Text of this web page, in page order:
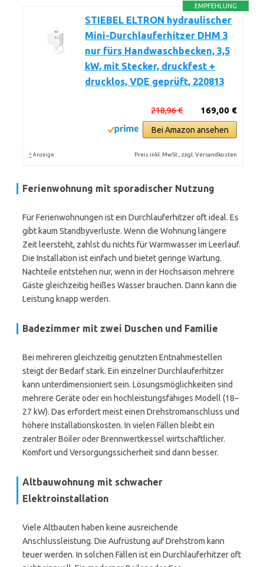
EMPFEHLUNG
STIEBEL ELTRON hydraulischer
Mini-Durchlauferhitzer DHM 3
nur fürs Handwaschbecken, 3,5
kW, mit Stecker, druckfest +
drucklos, VDE geprüft, 220813
169,00 €
218,96 €
Bei Amazon ansehen
* Anzeige Preis inkl. MwSt., zzgl. Versandkosten
Ferienwohnung mit sporadischer Nutzung
Für Ferienwohnungen ist ein Durchlauferhitzer oft ideal. Es
gibt kaum Standbyverluste. Wenn die Wohnung längere
Zeit leersteht, zahlst du nichts für Warmwasser im Leerlauf.
Die Installation ist einfach und bietet geringe Wartung.
Nachteile entstehen nur, wenn in der Hochsaison mehrere
Gäste gleichzeitig heißes Wasser brauchen. Dann kann die
Leistung knapp werden.
Badezimmer mit zwei Duschen und Familie
Bei mehreren gleichzeitig genutzten Entnahmestellen
steigt der Bedarf stark. Ein einzelner Durchlauferhitzer
kann unterdimensioniert sein. Lösungsmöglichkeiten sind
mehrere Geräte oder ein hochleistungsfähiges Modell (18–
27 kW). Das erfordert meist einen Drehstromanschluss und
höhere Installationskosten. In vielen Fällen bleibt ein
zentraler Boiler oder Brennwertkessel wirtschaftlicher.
Komfort und Versorgungssicherheit sind dann besser.
Altbauwohnung mit schwacher
Elektroinstallation
Viele Altbauten haben keine ausreichende
Anschlussleistung. Die Aufrüstung auf Drehstrom kann
teuer werden. In solchen Fällen ist ein Durchlauferhitzer oft